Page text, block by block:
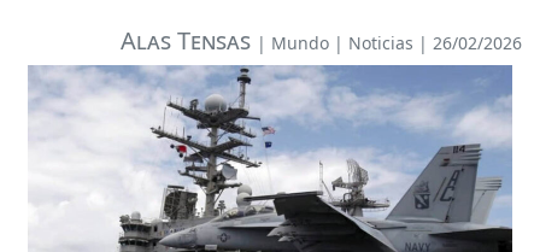
Alas Tensas | Mundo | Noticias | 26/02/2026